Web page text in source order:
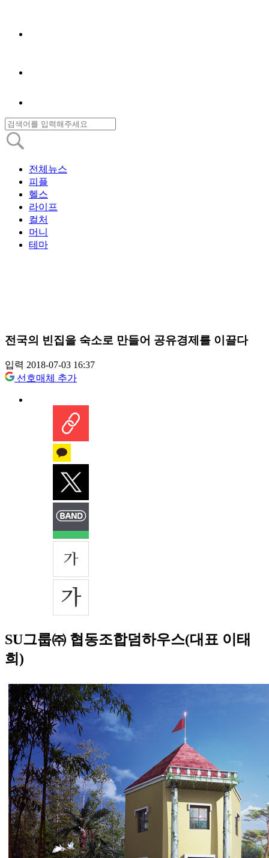
전체뉴스
피플
헬스
라이프
컬처
머니
테마
전국의 빈집을 숙소로 만들어 공유경제를 이끌다
입력 2018-07-03 16:37
선호매체 추가
SU그룹㈜ 협동조합덤하우스(대표 이태
희)